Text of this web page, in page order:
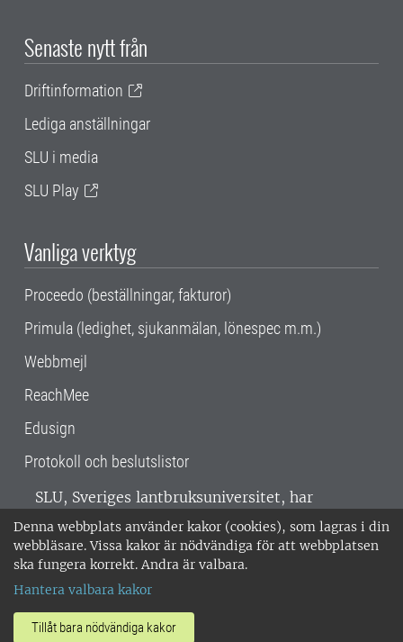
Denna webbplats använder kakor (cookies), som lagras i din
webbläsare. Vissa kakor är nödvändiga för att webbplatsen
ska fungera korrekt. Andra är valbara.
Hantera valbara kakor
Tillåt bara nödvändiga kakor
Senaste nytt från
Driftinformation
Lediga anställningar
SLU i media
SLU Play
Vanliga verktyg
Proceedo (beställningar, fakturor)
Primula (ledighet, sjukanmälan, lönespec m.m.)
Webbmejl
ReachMee
Edusign
Protokoll och beslutslistor
SLU, Sveriges lantbruksuniversitet, har
verksamhet över hela Sverige. Huvudorter är
Alnarp, Uppsala och Umeå.SLU är
miljöcertifierat enligt ISO 14001. •
018-67 10 00 • Org nr: 202100-2817 •
Om SLU:s webbplatser